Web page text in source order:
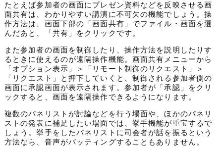
たとえば参加者の画面にプレゼン資料などを反映させる画
面共有は、わかりやすい講演に不可欠の機能でしょう。操
作方法は、画面下部の「画面共有」でファイル・画面を選
んだあと、「共有」をクリックです。
また参加者の画面を制御したり、操作方法を説明したりす
るときに使えるのが遠隔操作機能。画面共有メニューから
「オプション表示」＞「リモート制御のリクエスト」＞
「リクエスト」と押下していくと、制御される参加者側の
画面に承認画面が表示されます。参加者が「承認」をクリ
ックすると、画面を遠隔操作できるようになります。
複数のパネリストが討論などを行う場面や、ほかのパネリ
ストの発表に補足したい場面では、挙手機能が重宝するで
しょう。挙手をしたパネリストに司会者が話を振るという
方法なら、音声がバッティングすることもありません。